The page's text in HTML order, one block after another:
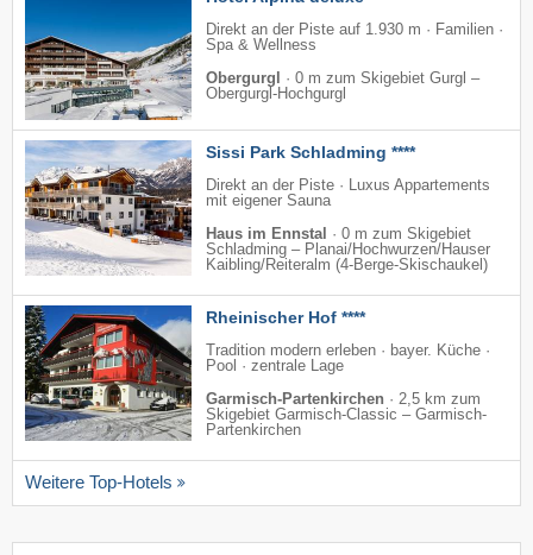
Direkt an der Piste auf 1.930 m · Familien ·
Spa & Wellness
Obergurgl
· 0 m zum Skigebiet Gurgl –
Obergurgl-Hochgurgl
Sissi Park Schladming ****
Direkt an der Piste · Luxus Appartements
mit eigener Sauna
Haus im Ennstal · 0 m zum Skigebiet
Schladming – Planai/​Hochwurzen/​Hauser
Kaibling/​Reiteralm (4-Berge-Skischaukel)
Rheinischer Hof ****
Tradition modern erleben · bayer. Küche ·
Pool · zentrale Lage
Garmisch-Partenkirchen · 2,5 km zum
Skigebiet Garmisch-Classic – Garmisch-
Partenkirchen
Weitere Top-Hotels